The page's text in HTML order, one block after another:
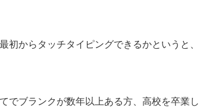
初からタッチタイピングできるかというと、
でブランクが数年以上ある方、高校を卒業し